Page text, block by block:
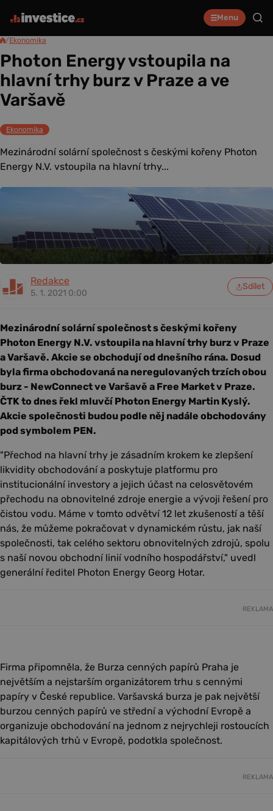
Menu
/Ekonomika
Photon Energy vstoupila na
hlavní trhy burz v Praze a ve
Varšavě
Ekonomika
Mezinárodní solární společnost s českými kořeny Photon
Energy N.V. vstoupila na hlavní trhy...
Redakce
5. 1. 2021 0:00
Sdílet
Mezinárodní solární společnost s českými kořeny
Photon Energy N.V. vstoupila na hlavní trhy burz v Praze
a Varšavě. Akcie se obchodují od dnešního rána. Dosud
byla firma obchodovaná na neregulovaných trzích obou
burz - NewConnect ve Varšavě a Free Market v Praze.
ČTK to dnes řekl mluvčí Photon Energy Martin Kyslý.
Akcie společnosti budou podle něj nadále obchodovány
pod symbolem PEN.
"Přechod na hlavní trhy je zásadním krokem ke zlepšení
likvidity obchodování a poskytuje platformu pro
institucionální investory a jejich účast na celosvětovém
přechodu na obnovitelné zdroje energie a vývoji řešení pro
čistou vodu. Máme v tomto odvětví 12 let zkušeností a těší
nás, že můžeme pokračovat v dynamickém růstu, jak naší
společnosti, tak celého sektoru obnovitelných zdrojů, spolu
s naší novou obchodní linií vodního hospodářství," uvedl
generální ředitel Photon Energy Georg Hotar.
REKLAMA
Firma připomněla, že Burza cenných papírů Praha je
největším a nejstarším organizátorem trhu s cennými
papíry v České republice. Varšavská burza je pak největší
burzou cenných papírů ve střední a východní Evropě a
organizuje obchodování na jednom z nejrychleji rostoucích
kapitálových trhů v Evropě, podotkla společnost.
REKLAMA